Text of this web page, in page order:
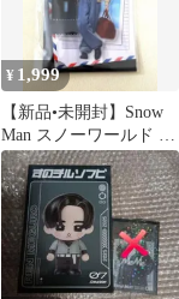
¥ 1,999
【新品•未開封】Snow
Man スノーワールド 目
黒蓮 アクスタ